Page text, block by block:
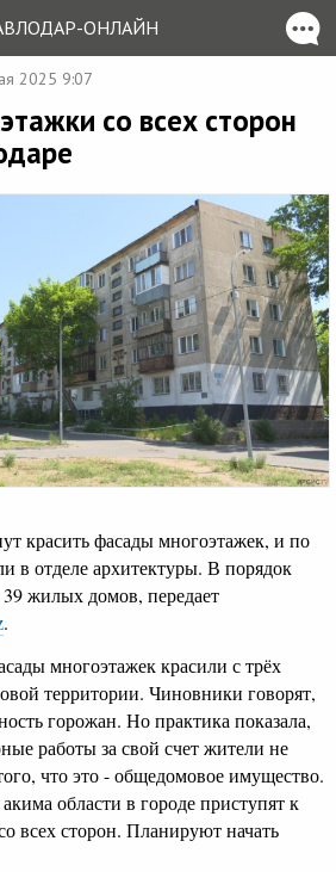
ОНЛАЙН
2025 9:07
со всех сторон
красить фасады многоэтажек, и по
в отделе архитектуры. В порядок
жилых домов, передает
.
многоэтажек красили с трёх
территории. Чиновники говорят,
горожан. Но практика показала,
работы за свой счет жители не
что это - общедомовое имущество.
области в городе приступят к
всех сторон. Планируют начать